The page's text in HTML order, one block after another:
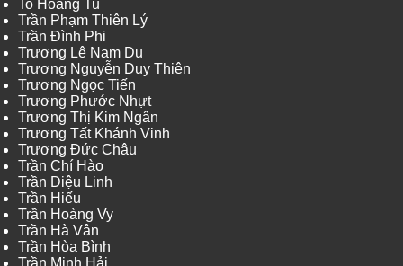
To Hoang Tu
Trần Phạm Thiên Lý
Trần Đình Phi
Trương Lê Nam Du
Trương Nguyễn Duy Thiện
Trương Ngọc Tiến
Trương Phước Nhựt
Trương Thị Kim Ngân
Trương Tất Khánh Vinh
Trương Đức Châu
Trần Chí Hào
Trần Diệu Linh
Trần Hiếu
Trần Hoàng Vy
Trần Hà Vân
Trần Hòa Bình
Trần Minh Hải